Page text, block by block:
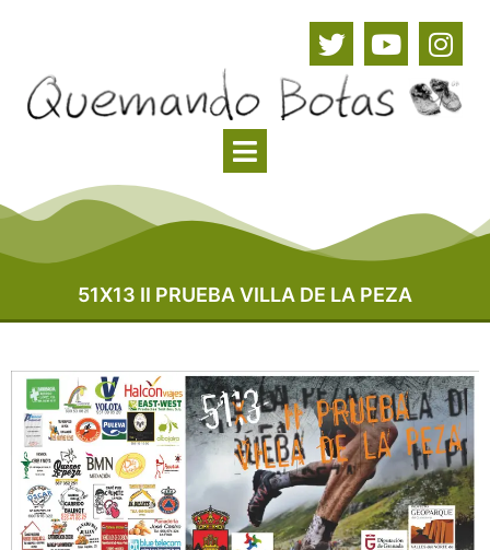
51X13 II PRUEBA VILLA DE LA PEZA